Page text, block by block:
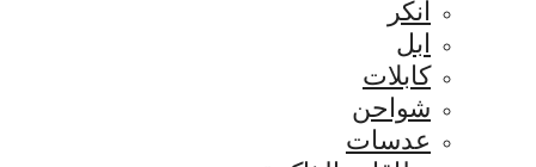
انكر
ابل
كابلات
شواحن
عدسات